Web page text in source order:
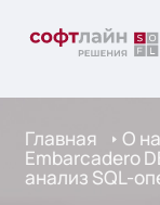
Главная О
Embarcadero
анализ SQL-